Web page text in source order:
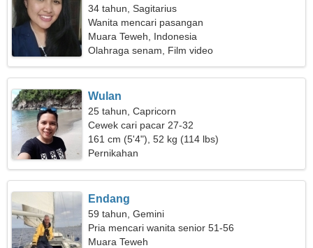
34 tahun, Sagitarius
Wanita mencari pasangan
Muara Teweh, Indonesia
Olahraga senam, Film video
Wulan
25 tahun, Capricorn
Cewek cari pacar 27-32
161 cm (5'4"), 52 kg (114 lbs)
Pernikahan
Endang
59 tahun, Gemini
Pria mencari wanita senior 51-56
Muara Teweh